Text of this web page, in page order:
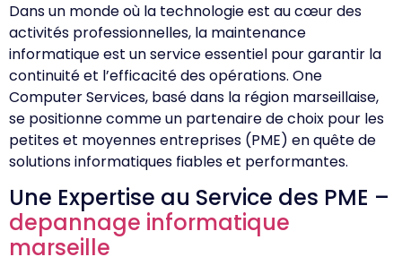
Dans un monde où la technologie est au cœur des
activités professionnelles, la maintenance
informatique est un service essentiel pour garantir la
continuité et l’efficacité des opérations. One
Computer Services, basé dans la région marseillaise,
se positionne comme un partenaire de choix pour les
petites et moyennes entreprises (PME) en quête de
solutions informatiques fiables et performantes.
Une Expertise au Service des PME –
depannage informatique
marseille